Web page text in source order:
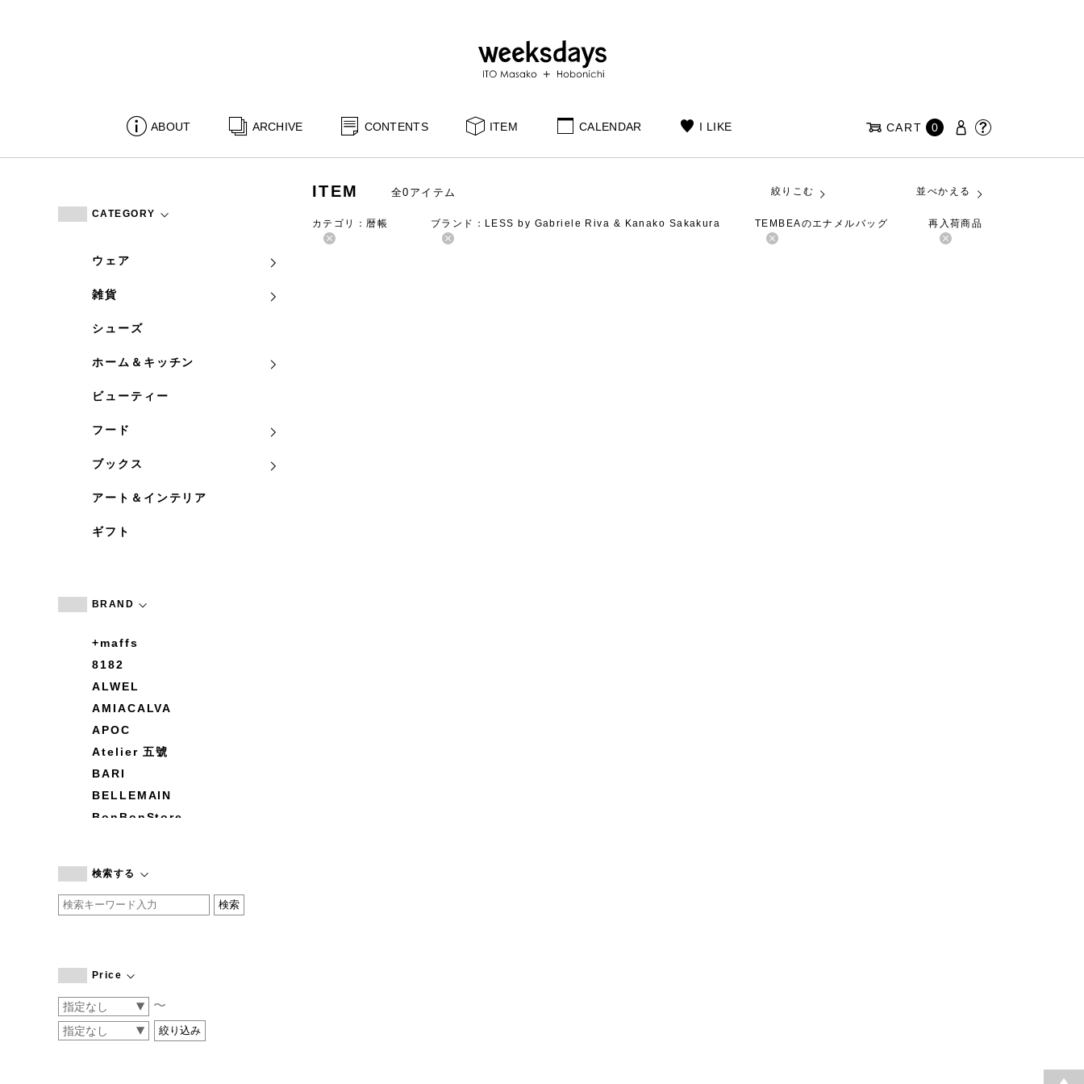
ABOUT ARCHIVE CONTENTS ITEM CALENDAR I LIKE CART 0
CATEGORY
ウェア
雑貨
シューズ
ホーム＆キッチン
ビューティー
フード
ブックス
アート＆インテリア
ギフト
BRAND
+maffs
8182
ALWEL
AMIACALVA
APOC
Atelier 五號
BARI
BELLEMAIN
BonBonStore
by basics
CATWORTH
COGTHEBIGSMOKE
CONVERSE
DEAN & DELUCA
検索する
Price
〜
ITEM 全0アイテム 絞りこむ 並べかえる
カテゴリ：暦帳 ブランド：LESS by Gabriele Riva & Kanako Sakakura TEMBEAのエナメルバッグ 再入荷商品